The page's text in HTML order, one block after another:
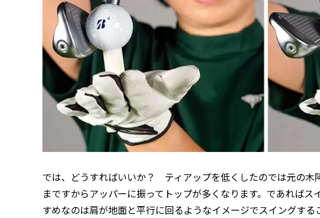
では、どうすればいいか？ ティアップを低くしたのでは元の木
まですからアッパーに振ってトップが多くなります。であれば
すめなのは肩が地面と平行に回るようなイメージでスイングす